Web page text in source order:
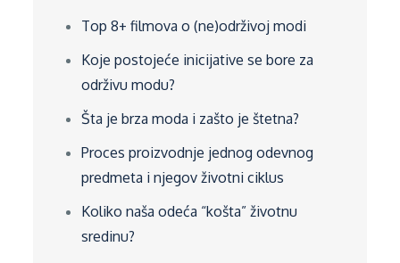
Top 8+ filmova o (ne)održivoj modi
Koje postojeće inicijative se bore za
održivu modu?
Šta je brza moda i zašto je štetna?
Proces proizvodnje jednog odevnog
predmeta i njegov životni ciklus
Koliko naša odeća “košta” životnu
sredinu?